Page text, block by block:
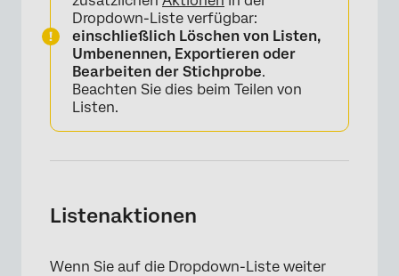
Dropdown-Liste verfügbar:
einschließlich Löschen von Listen,
Umbenennen, Exportieren oder
Bearbeiten der Stichprobe.
Beachten Sie dies beim Teilen von
Listen.
Listenaktionen
Wenn Sie auf die Dropdown-Liste weiter